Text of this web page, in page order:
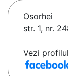
Osorhei
str. 1, nr.
Vezi